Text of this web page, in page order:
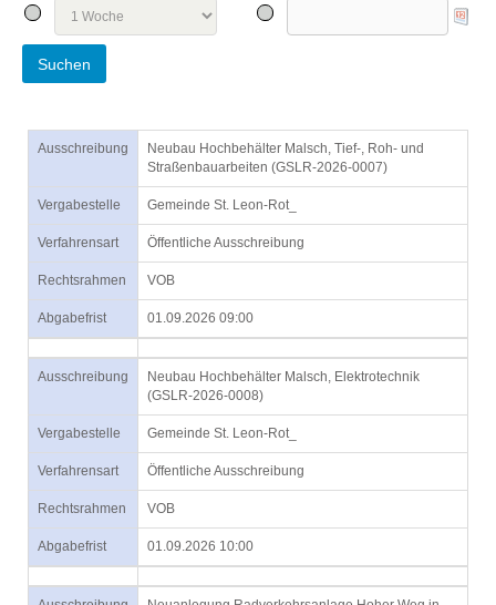
Ausschreibung
Neubau Hochbehälter Malsch, Tief-, Roh- und
Straßenbauarbeiten (GSLR-2026-0007)
Vergabestelle Gemeinde St. Leon-Rot_
Verfahrensart Öffentliche Ausschreibung
Rechtsrahmen VOB
Abgabefrist 01.09.2026 09:00
Ausschreibung
Neubau Hochbehälter Malsch, Elektrotechnik
(GSLR-2026-0008)
Vergabestelle Gemeinde St. Leon-Rot_
Verfahrensart Öffentliche Ausschreibung
Rechtsrahmen VOB
Abgabefrist 01.09.2026 10:00